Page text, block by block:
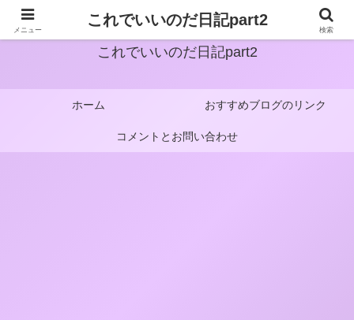
これでいいのだ日記part2
ホーム おすすめブログのリンク
コメントとお問い合わせ
メニュー
これでいいのだ日記part2
検索